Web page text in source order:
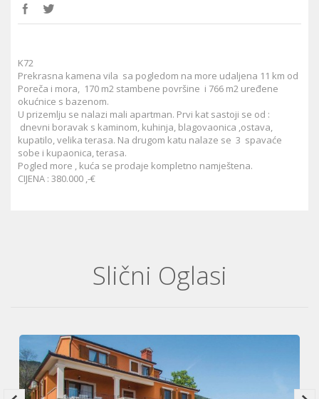
K72
Prekrasna kamena vila sa pogledom na more udaljena 11 km od
Poreča i mora, 170 m2 stambene površine i 766 m2 uređene
okućnice s bazenom.
U prizemlju se nalazi mali apartman. Prvi kat sastoji se od :
dnevni boravak s kaminom, kuhinja, blagovaonica ,ostava,
kupatilo, velika terasa. Na drugom katu nalaze se 3 spavaće
sobe i kupaonica, terasa.
Pogled more , kuća se prodaje kompletno namještena.
CIJENA : 380.000 ,-€
Slični Oglasi